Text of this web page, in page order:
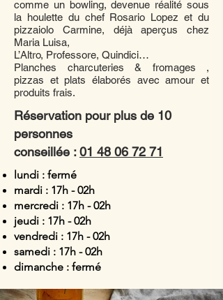
comme un bowling, devenue réalité sous
la houlette du chef Rosario Lopez et du
pizzaiolo Carmine, déjà aperçus chez
Maria Luisa,
L’Altro, Professore, Quindici…
Planches charcuteries & fromages ,
pizzas et plats élaborés avec amour et
produits frais.
Réservation pour plus de 10
personnes
conseillée :01 48 06 72 71
lundi : fermé
mardi : 17h - 02h
mercredi : 17h - 02h
jeudi : 17h - 02h
vendredi : 17h - 02h
samedi : 17h - 02h
dimanche : fermé